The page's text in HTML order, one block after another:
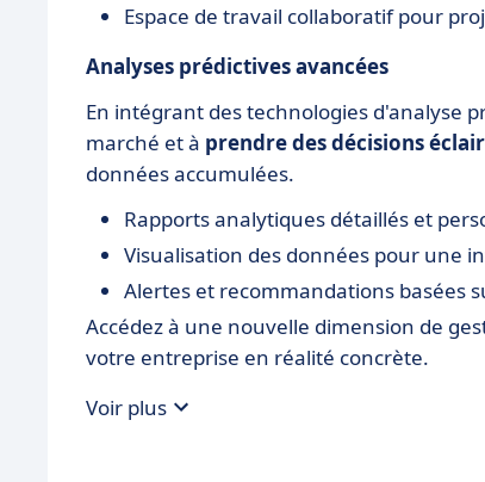
Espace de travail collaboratif pour
Analyses prédictives avancées
En intégrant des technologies d'analyse
marché et à prendre des décisions
données accumulées.
Rapports analytiques détaillés et
Visualisation des données pour une
Alertes et recommandations basées
Accédez à une nouvelle dimension de
votre entreprise en réalité concrète.
Voir plus